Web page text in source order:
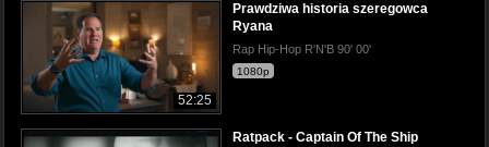
52:25
Prawdziwa historia szeregowca
Ryana
Rap Hip-Hop R'N'B 90' 00'
1080p
Ratpack - Captain Of The Ship